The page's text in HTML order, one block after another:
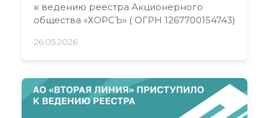
к ведению реестра Акционерного
общества «ХОРСЪ» ( ОГРН 1267700154743)
26.05.2026